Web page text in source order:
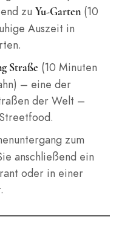
zu Yu-Garten(10
Auszeit in
Straße (10 Minuten
– eine der
der Welt –
zum
anschließend ein
oder in einer